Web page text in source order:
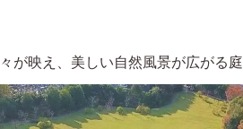
が映え、美しい自然風景が広がる庭